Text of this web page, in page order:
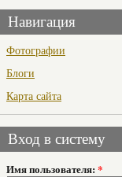
Навигация
Фотографии
Блоги
Карта сайта
Вход в систему
Имя пользователя: *